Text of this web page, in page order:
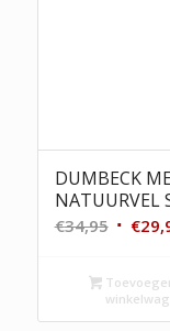
DUMBECK
NATUURVEL
€34,95
was:
€34,95.
€